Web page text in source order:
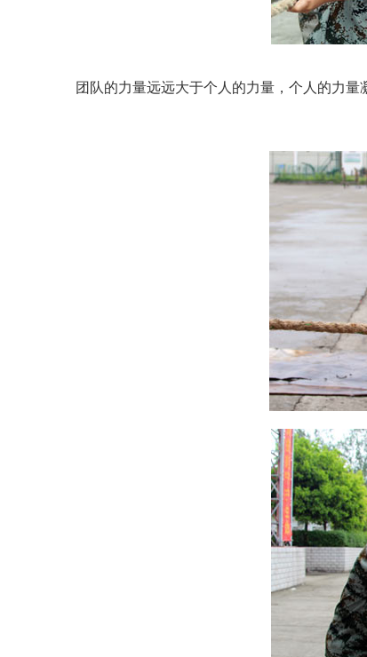
团队的力量远远大于个人的力量，个人的力